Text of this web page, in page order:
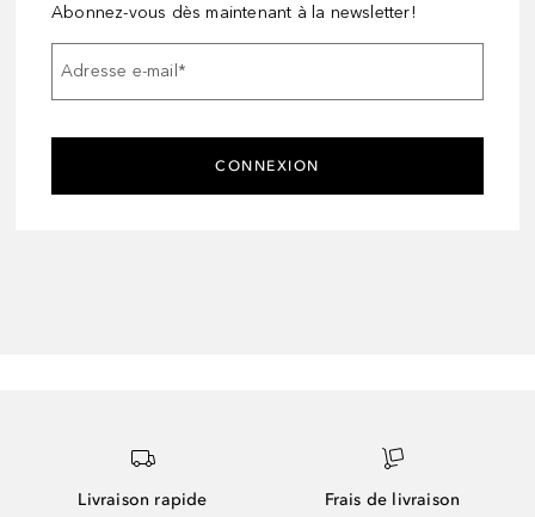
Abonnez-vous dès maintenant à la newsletter!
Adresse e-mail*
CONNEXION
Livraison rapide
Frais de livraison